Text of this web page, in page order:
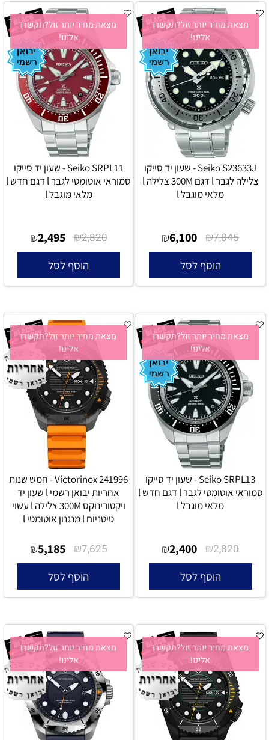
מצאת מחיר יותר זול?תקשרו
אלינו!
Seiko S23633J - שעון יד סייקו
צלילה לגבר l דגם 300M צלילה l
מלאי מוגבל l
₪7,845
₪6,100
הוסף לסל
מצאת מחיר יותר זול?תקשרו
אלינו!
Seiko SRPL11 - שעון יד סייקו
סמוראי אוטומטי לגבר l דגם חדש l
מלאי מוגבל l
₪2,820
₪2,495
הוסף לסל
מצאת מחיר יותר זול?תקשרו
אלינו!
Seiko SRPL13 - שעון יד סייקו
סמוראי אוטומטי לגבר l דגם חדש l
מלאי מוגבל l
₪2,820
₪2,400
הוסף לסל
מצאת מחיר יותר זול?תקשרו
אלינו!
Victorinox 241996 - חמש שנות
אחריות יבואן רשמי l שעון יד
ויקטורינוקס 300M צלילה l עשוי
טיטניום l מנגנון אוטומטי l
₪7,625
₪5,185
הוסף לסל
מצאת מחיר יותר זול?תקשרו
אלינו!
מצאת מחיר יותר זול?תקשרו
אלינו!